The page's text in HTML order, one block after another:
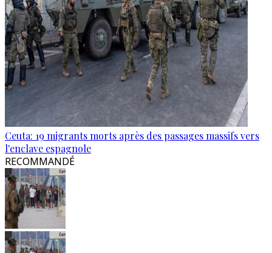
Ceuta: 19 migrants morts après des passages massifs vers
l'enclave espagnole
RECOMMANDÉ